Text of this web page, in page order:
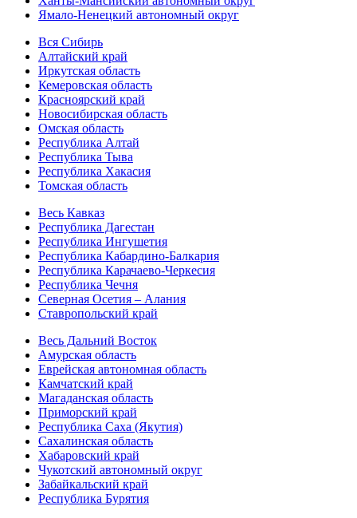
Ямало-Ненецкий автономный округ
Вся Сибирь
Алтайский край
Иркутская область
Кемеровская область
Красноярский край
Новосибирская область
Омская область
Республика Алтай
Республика Тыва
Республика Хакасия
Томская область
Весь Кавказ
Республика Дагестан
Республика Ингушетия
Республика Кабардино-Балкария
Республика Карачаево-Черкесия
Республика Чечня
Северная Осетия – Алания
Ставропольский край
Весь Дальний Восток
Амурская область
Еврейская автономная область
Камчатский край
Магаданская область
Приморский край
Республика Саха (Якутия)
Сахалинская область
Хабаровский край
Чукотский автономный округ
Забайкальский край
Республика Бурятия